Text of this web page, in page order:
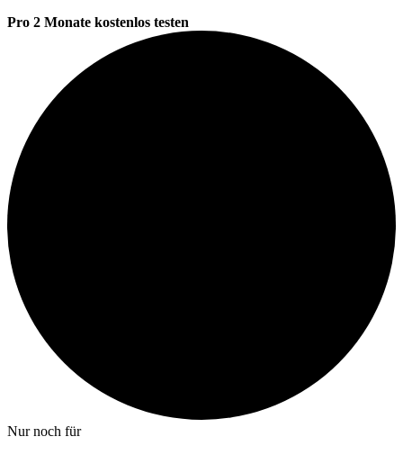
Pro 2 Monate kostenlos testen
Nur noch für